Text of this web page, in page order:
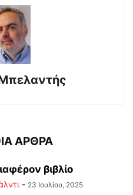
ΑΡΘΡΑ
βιβλίο
- 23 Ιουλίου, 2025